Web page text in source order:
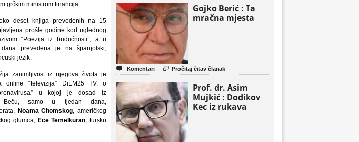
grčkim ministrom financija.
deset knjiga prevedenih na 15
prošle godine kod uglednog
“Poezija iz budućnosti”, a u
prevedena je na španjolski,
jezik.
zanimljivost iz njegova života je
online “televizija” DiEM25 TV, o
u kojoj je dosad iz
Beču, samo u tjedan dana,
Noama Chomskog, američkog
glumca, Ece Temelkuran, tursku
Gojko Berić : Ta
mračna mjesta
 Komentari  Pročitaj čitav članak
Prof. dr. Asim
Mujkić : Dodikov
Kec iz rukava